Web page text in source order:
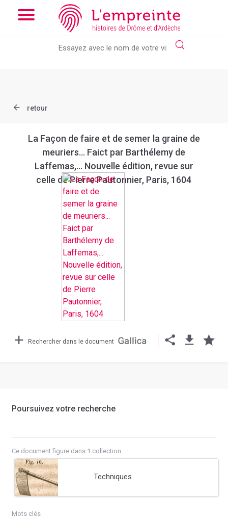
Array ( [slug] => document [ref] => bpt6k9761182p )
new slick-theme.css if you want the default styling
retour
La Façon de faire et de semer la graine de
meuriers... Faict par Barthélemy de
Laffemas,... Nouvelle édition, revue sur
celle de Pierre Pautonnier, Paris, 1604
Rechercher dans le document
Poursuivez votre recherche
Ce document figure dans 1 collection
Techniques
Mots clés